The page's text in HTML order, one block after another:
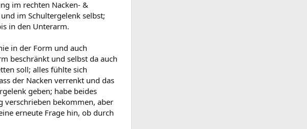
im rechten Nacken- &
im Schultergelenk selbst;
in den Unterarm.
in der Form und auch
beschränkt und selbst da auch
soll; alles fühlte sich
der Nacken verrenkt und das
geben; habe beides
verschrieben bekommen, aber
erneute Frage hin, ob durch